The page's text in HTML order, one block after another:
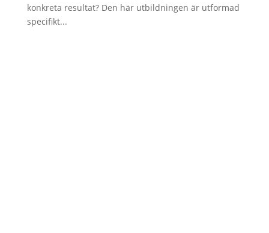
konkreta resultat? Den här utbildningen är utformad
specifikt...